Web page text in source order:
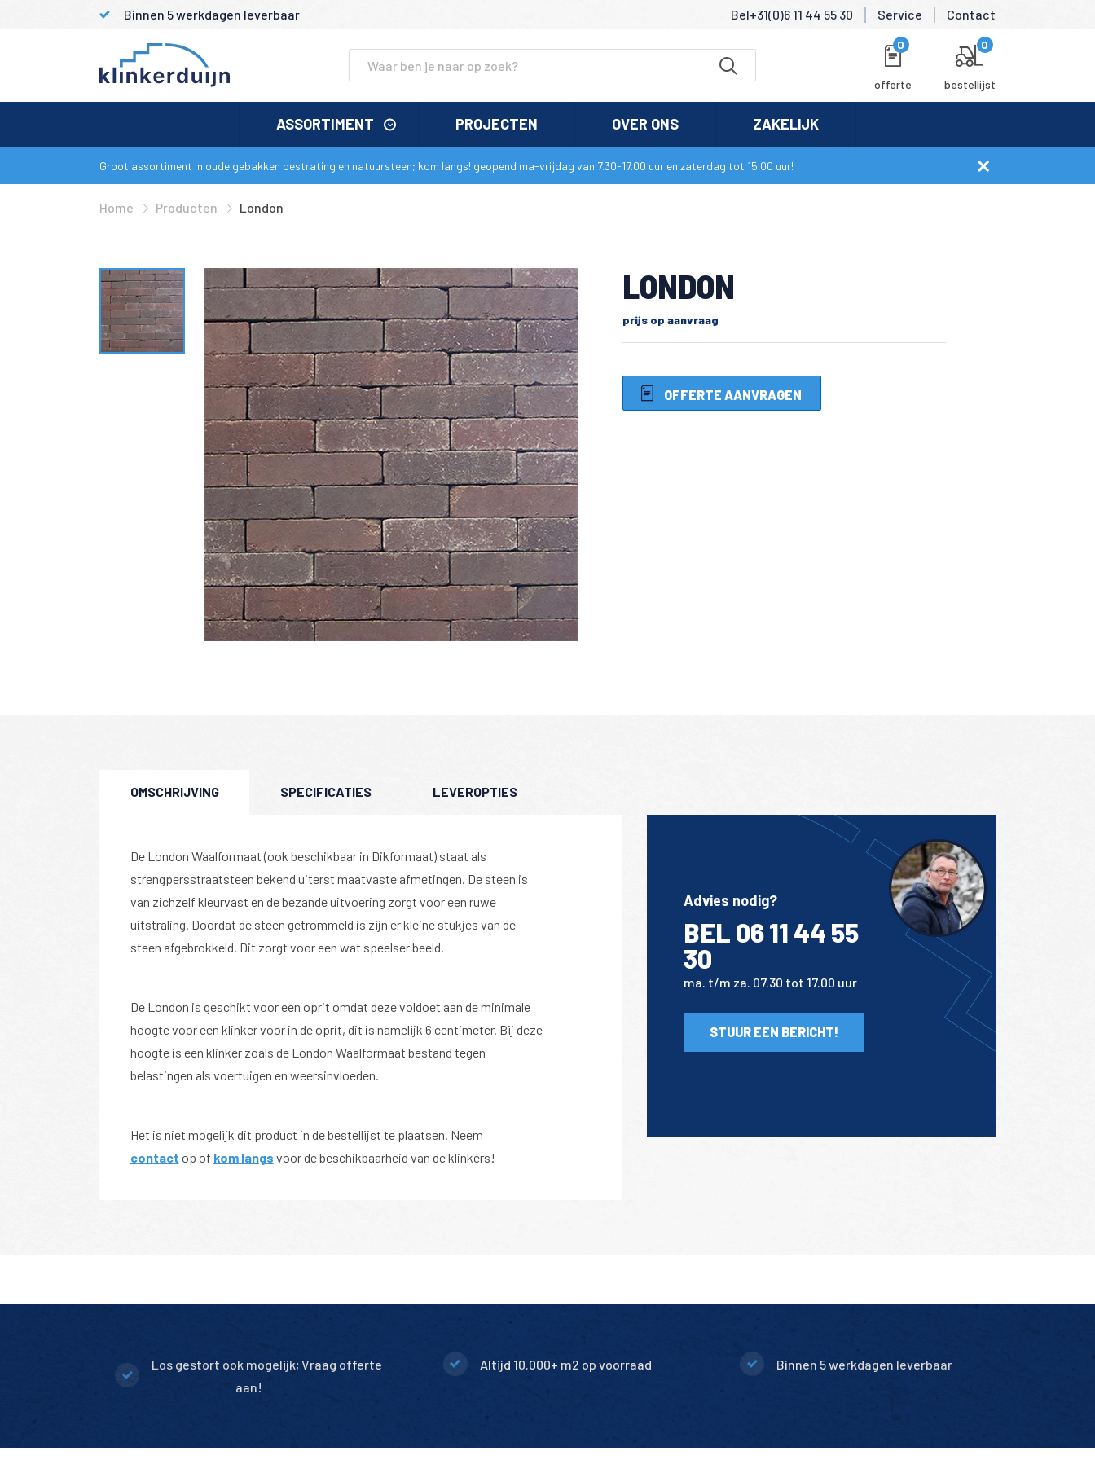
Binnen 5 werkdagen leverbaar
Los gestort mogelijk met groot prijsvoordeel: Vraag offerte aan!
Bel+31(0)6 11 44 55 30 Service Contact
0
offerte
0
bestellijst
ASSORTIMENT PROJECTEN OVER ONS ZAKELIJK
Groot assortiment in oude gebakken bestrating en natuursteen; kom langs! geopend ma-vrijdag van 7.30-17.00 uur en zaterdag tot 15.00 uur!
Home Producten London
LONDON
prijs op aanvraag
OFFERTE AANVRAGEN
OMSCHRIJVING SPECIFICATIES LEVEROPTIES
De London Waalformaat (ook beschikbaar in Dikformaat) staat als
strengpersstraatsteen bekend uiterst maatvaste afmetingen. De steen is
van zichzelf kleurvast en de bezande uitvoering zorgt voor een ruwe
uitstraling. Doordat de steen getrommeld is zijn er kleine stukjes van de
steen afgebrokkeld. Dit zorgt voor een wat speelser beeld.
De London is geschikt voor een oprit omdat deze voldoet aan de minimale
hoogte voor een klinker voor in de oprit, dit is namelijk 6 centimeter. Bij deze
hoogte is een klinker zoals de London Waalformaat bestand tegen
belastingen als voertuigen en weersinvloeden.
Het is niet mogelijk dit product in de bestellijst te plaatsen. Neem
contact op of kom langs voor de beschikbaarheid van de klinkers!
Advies nodig?
BEL 06 11 44 55
30
ma. t/m za. 07.30 tot 17.00 uur
STUUR EEN BERICHT!
Los gestort ook mogelijk; Vraag offerte
aan!
Altijd 10.000+ m2 op voorraad Binnen 5 werkdagen leverbaar